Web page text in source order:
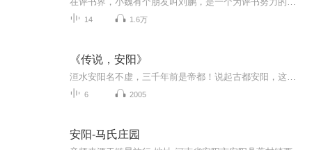
14 1.6万
《传说，安阳》
6 2005
安阳-马氏庄园